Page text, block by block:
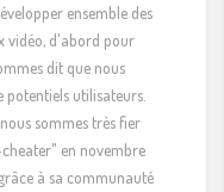
ensemble des
vidéo, d'abord pour
dit que nous
utilisateurs.
sommes très fier
en novembre
à sa communauté